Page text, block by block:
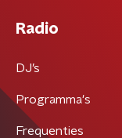
Radio
DJ’s
Programma's
Frequenties